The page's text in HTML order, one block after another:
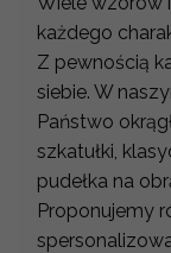
każdego
Z pewnością
siebie. W
Państwo
szkatułki,
pudełka na
Proponujemy